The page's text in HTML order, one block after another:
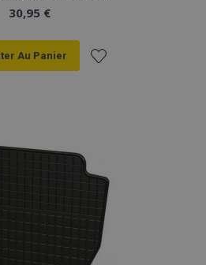
30,95 €
Au Panier
d'achats